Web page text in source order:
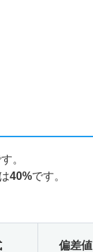
。
40%です。
偏差値